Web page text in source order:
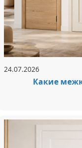
24.07.2026
Какие